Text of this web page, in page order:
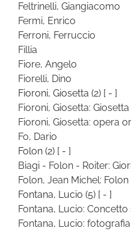
Feltrinelli, Giangiacomo
Fermi, Enrico
Ferroni, Ferruccio
Fillia
Fiore, Angelo
Fiorelli, Dino
Fioroni, Giosetta (2) [ - ]
Fioroni, Giosetta:
Fioroni, Giosetta: opera
Fo, Dario
Folon (2) [ - ]
Biagi - Folon - Roiter:
Folon, Jean Michel: Folon
Fontana, Lucio (5) [ - ]
Fontana, Lucio: Concetto
Fontana, Lucio: